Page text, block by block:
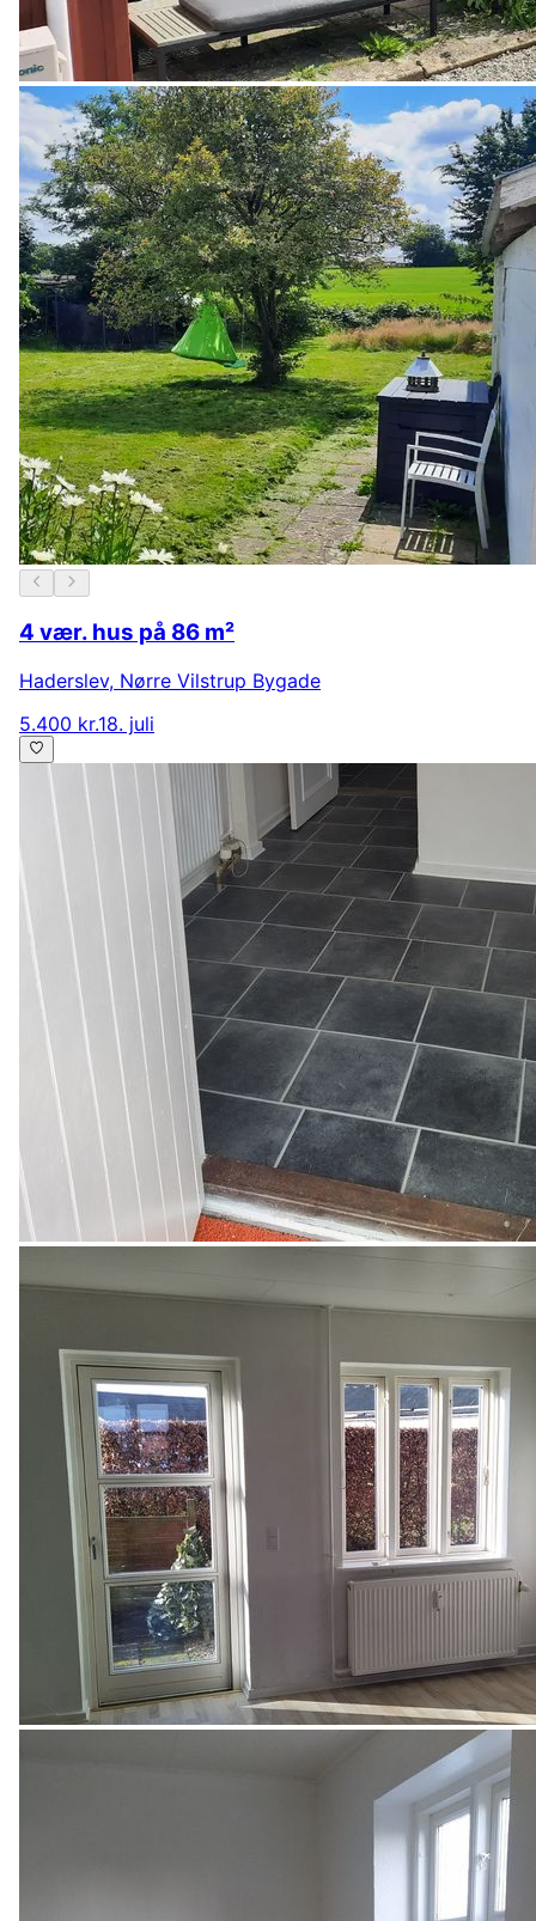
4 vær. hus på 86 m²
Haderslev, Nørre Vilstrup Bygade
5.400 kr.18. juli